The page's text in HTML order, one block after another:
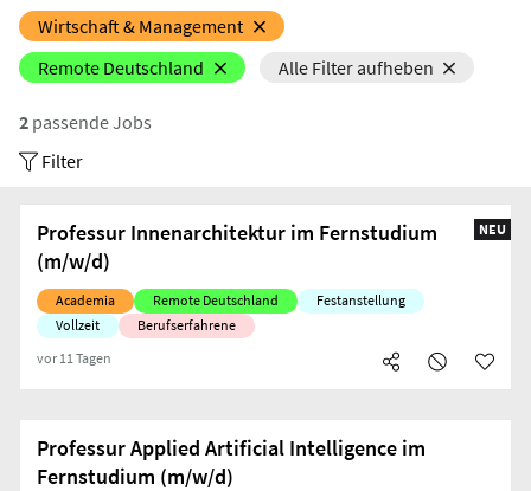
2 passende Jobs
Wirtschaft & Management
Remote Deutschland
Alle Filter aufheben
Filter
NEU
Professur Innenarchitektur im Fernstudium
(m/w/d)
Academia Remote Deutschland
Festanstellung
Vollzeit
Berufserfahrene
vor 11 Tagen
Professur Applied Artificial Intelligence im
Fernstudium (m/w/d)